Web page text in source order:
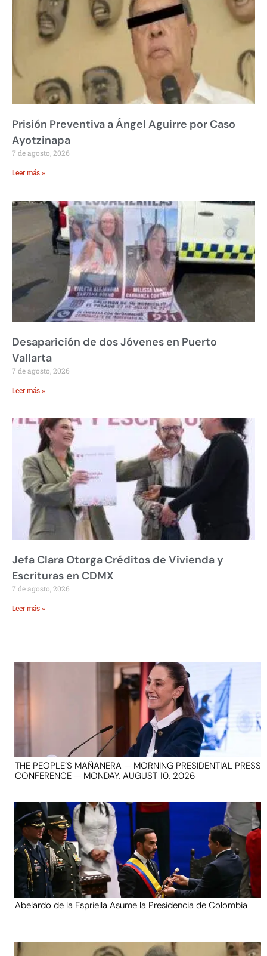
Prisión Preventiva a Ángel Aguirre por Caso
Ayotzinapa
7 de agosto, 2026
Leer más »
Desaparición de dos Jóvenes en Puerto
Vallarta
7 de agosto, 2026
Leer más »
Jefa Clara Otorga Créditos de Vivienda y
Escrituras en CDMX
7 de agosto, 2026
Leer más »
THE PEOPLE’S MAÑANERA — MORNING PRESIDENTIAL PRESS
CONFERENCE — MONDAY, AUGUST 10, 2026
Abelardo de la Espriella Asume la Presidencia de Colombia